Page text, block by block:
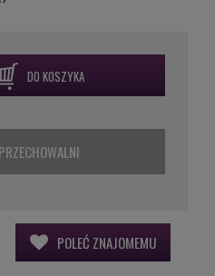
DO KOSZYKA
POLEĆ ZNAJOMEMU